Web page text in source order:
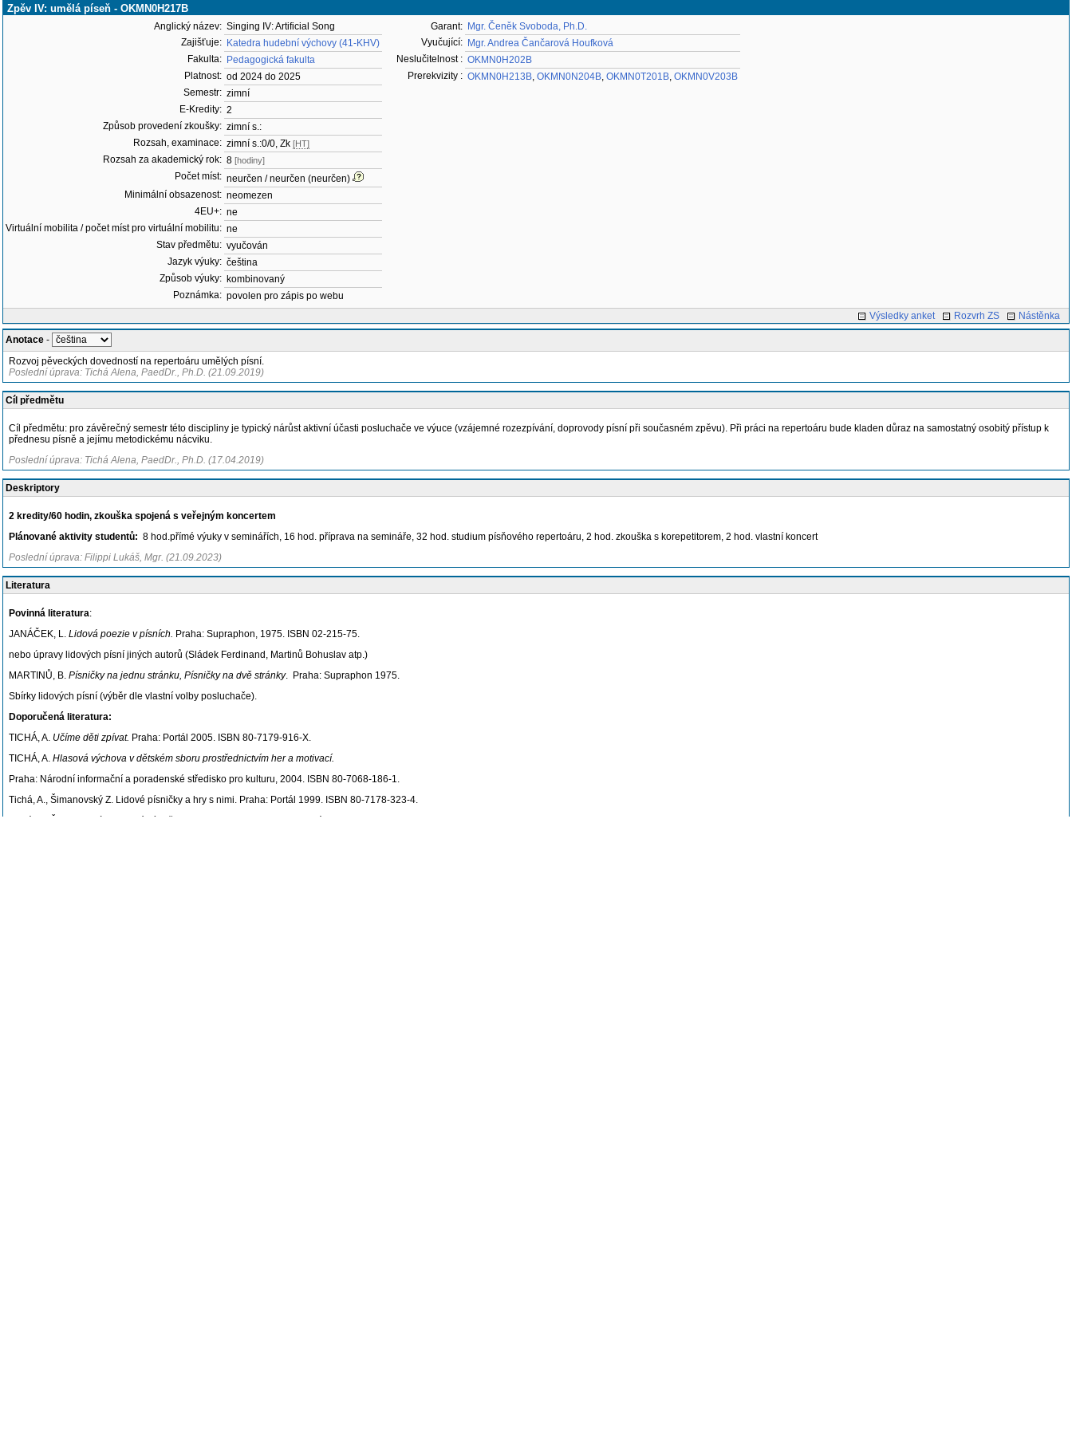
Zpěv IV: umělá píseň - OKMN0H217B
Anglický název: Singing IV: Artificial Song
Zajišťuje: Katedra hudební výchovy (41-KHV)
Fakulta: Pedagogická fakulta
Platnost: od 2024 do 2025
Semestr: zimní
E-Kredity: 2
Způsob provedení zkoušky: zimní s.:
Rozsah, examinace: zimní s.:0/0, Zk [HT]
Rozsah za akademický rok: 8 [hodiny]
Počet míst: neurčen / neurčen (neurčen)
Minimální obsazenost: neomezen
4EU+: ne
Virtuální mobilita / počet míst pro virtuální mobilitu: ne
Stav předmětu: vyučován
Jazyk výuky: čeština
Způsob výuky: kombinovaný
Poznámka: povolen pro zápis po webu
Garant: Mgr. Čeněk Svoboda, Ph.D.
Vyučující: Mgr. Andrea Čančarová Houfková
Neslučitelnost : OKMN0H202B
Prerekvizity : OKMN0H213B, OKMN0N204B, OKMN0T201B, OKMN0V203B
Výsledky anket Rozvrh ZS Nástěnka
Anotace -
Rozvoj pěveckých dovedností na repertoáru umělých písní.
Poslední úprava: Tichá Alena, PaedDr., Ph.D. (21.09.2019)
Cíl předmětu
Cíl předmětu: pro závěrečný semestr této discipliny je typický nárůst aktivní účasti posluchače ve výuce (vzájemné rozezpívání, doprovody písní při současném zpěvu). Při práci na repertoáru bude kladen důraz na samostatný osobitý přístup k
přednesu písně a jejímu metodickému nácviku.
Poslední úprava: Tichá Alena, PaedDr., Ph.D. (17.04.2019)
Deskriptory
2 kredity/60 hodin, zkouška spojená s veřejným koncertem
Plánované aktivity studentů: 8 hod.přímé výuky v seminářích, 16 hod. příprava na semináře, 32 hod. studium písňového repertoáru, 2 hod. zkouška s korepetitorem, 2 hod. vlastní koncert
Poslední úprava: Filippi Lukáš, Mgr. (21.09.2023)
Literatura
Povinná literatura:
JANÁČEK, L. Lidová poezie v písních. Praha: Supraphon, 1975. ISBN 02-215-75.
nebo úpravy lidových písní jiných autorů (Sládek Ferdinand, Martinů Bohuslav atp.)
MARTINŮ, B. Písničky na jednu stránku, Písničky na dvě stránky. Praha: Supraphon 1975.
Sbírky lidových písní (výběr dle vlastní volby posluchače).
Doporučená literatura:
TICHÁ, A. Učíme děti zpívat. Praha: Portál 2005. ISBN 80-7179-916-X.
TICHÁ, A. Hlasová výchova v dětském sboru prostřednictvím her a motivací.
Praha: Národní informační a poradenské středisko pro kulturu, 2004. ISBN 80-7068-186-1.
Tichá, A., Šimanovský Z. Lidové písničky a hry s nimi. Praha: Portál 1999. ISBN 80-7178-323-4.